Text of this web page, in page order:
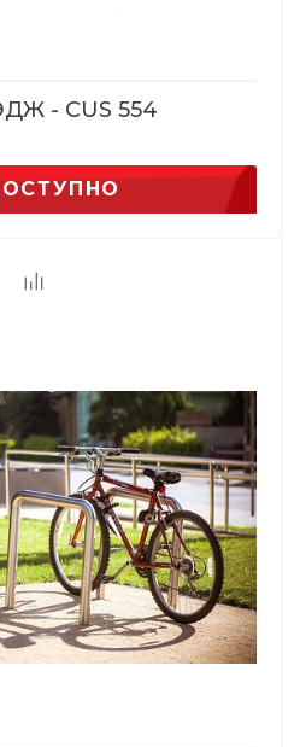
- CUS 554